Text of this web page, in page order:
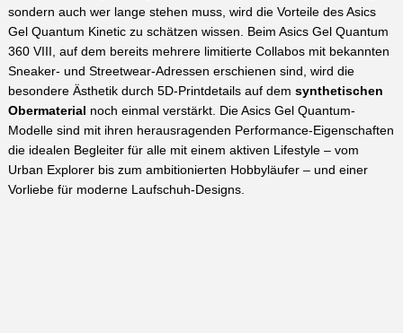
sondern auch wer lange stehen muss, wird die Vorteile des Asics
Gel Quantum Kinetic zu schätzen wissen. Beim Asics Gel Quantum
360 VIII, auf dem bereits mehrere limitierte Collabos mit bekannten
Sneaker- und Streetwear-Adressen erschienen sind, wird die
besondere Ästhetik durch 5D-Printdetails auf dem synthetischen
Obermaterial noch einmal verstärkt. Die Asics Gel Quantum-
Modelle sind mit ihren herausragenden Performance-Eigenschaften
die idealen Begleiter für alle mit einem aktiven Lifestyle – vom
Urban Explorer bis zum ambitionierten Hobbyläufer – und einer
Vorliebe für moderne Laufschuh-Designs.